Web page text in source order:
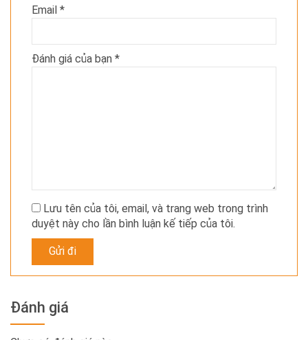
Email *
Đánh giá của bạn *
Lưu tên của tôi, email, và trang web trong trình
duyệt này cho lần bình luận kế tiếp của tôi.
Đánh giá